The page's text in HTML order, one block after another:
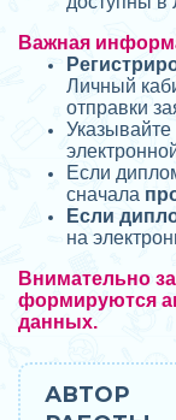
Важная
Личный
отправки
Указывайте
Если
сначала
Если
на
Внимательно
формируются
данных.
АВТОР